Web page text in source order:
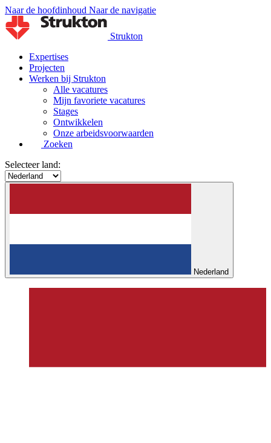
Naar de hoofdinhoud Naar de navigatie
Strukton
Expertises
Projecten
Werken bij Strukton
Alle vacatures
Mijn favoriete vacatures
Stages
Ontwikkelen
Onze arbeidsvoorwaarden
Zoeken
Selecteer land:
Nederland